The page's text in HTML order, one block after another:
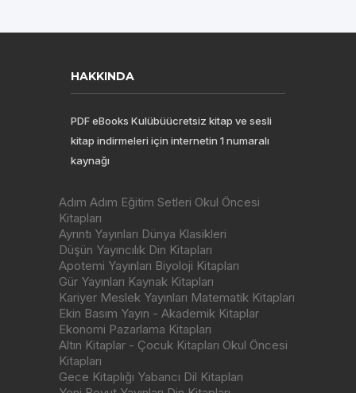
HAKKINDA
PDF eBooks Kulübüücretsiz kitap ve sesli
kitap indirmeleri için internetin 1 numaralı
kaynağı
Adım Adım Eğitim Setleri Okul Öncesi
Kitapları
Ayrıntı Yayınları Dünya Klasikleri
Düşün Yayıncılık Din Kitapları
Apotemi Yayınları Biyoloji Kitapları
Gür Yayınları Kaynak Kitapları
Kariyer Meslek Yayınları Matematik Kitapları
Ekin Basım Yayın - Akademik Kitaplar
Ekonomi Pazarlama Kitapları
Altın Kitaplar - Çocuk Kitapları Okul Öncesi
Kitapları
Gece Kitaplığı Yabancı Dil Kitapları